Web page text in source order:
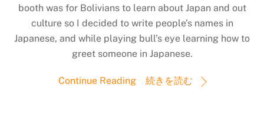
booth was for Bolivians to learn about Japan and out
culture so I decided to write people’s names in
Japanese, and while playing bull’s eye learning how to
greet someone in Japanese.
Continue Reading 続きを読む